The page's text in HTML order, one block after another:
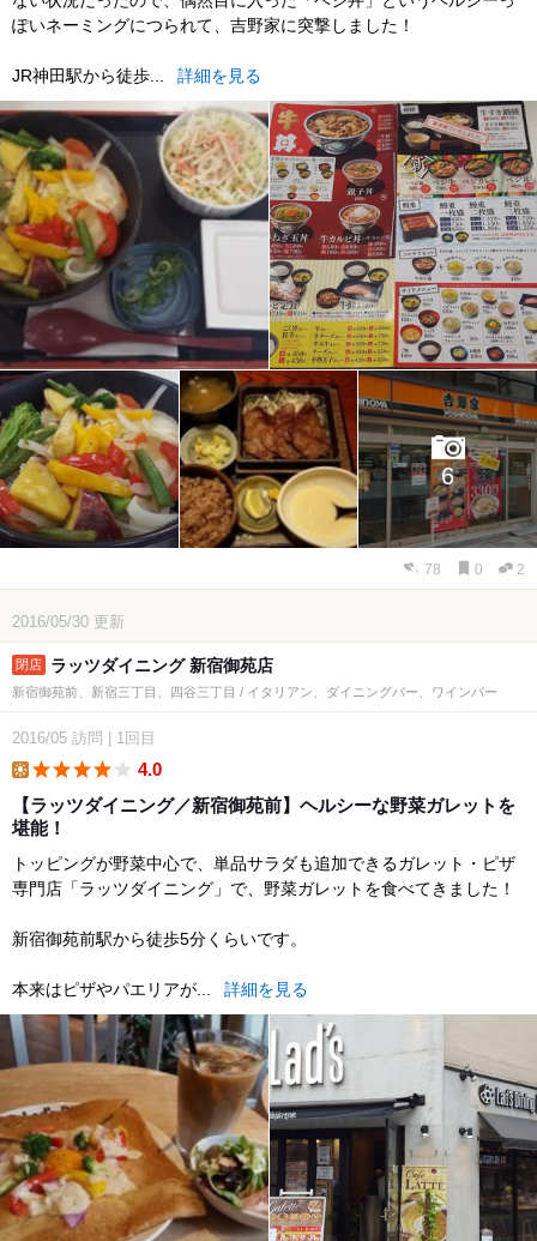
ぽいネーミングにつられて、吉野家に突撃しました！
JR神田駅から徒歩... 詳細を見る
6
78 0 2
2016/05/30 更新
ラッツダイニング 新宿御苑店
新宿御苑前、新宿三丁目、四谷三丁目 / イタリアン、ダイニングバー、ワインバー
2016/05 訪問 1回目
4.0
【ラッツダイニング／新宿御苑前】ヘルシーな野菜ガレットを
堪能！
トッピングが野菜中心で、単品サラダも追加できるガレット・ピザ
専門店「ラッツダイニング」で、野菜ガレットを食べてきました！
新宿御苑前駅から徒歩5分くらいです。
本来はピザやパエリアが... 詳細を見る